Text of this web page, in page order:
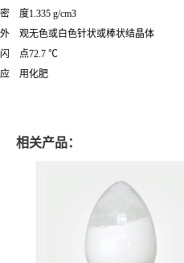
密 度1.335 g/cm3
外 观无色或白色针状或棒状结晶体
闪 点72.7 ℃
应 用化肥
相关产品：